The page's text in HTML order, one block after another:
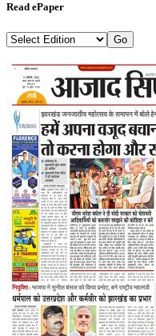
Read ePaper